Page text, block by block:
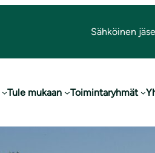
Sähköinen
Tule mukaan Toimintaryhmät